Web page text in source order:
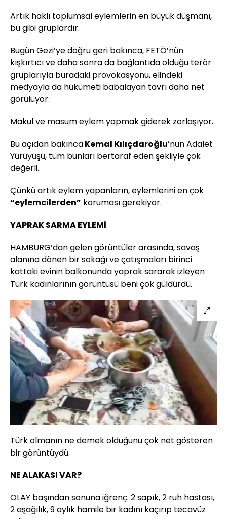
Artık haklı toplumsal eylemlerin en büyük düşmanı,
bu gibi gruplardır.
Bugün Gezi’ye doğru geri bakınca, FETÖ’nün
kışkırtıcı ve daha sonra da bağlantıda olduğu terör
gruplarıyla buradaki provokasyonu, elindeki
medyayla da hükümeti babalayan tavrı daha net
görülüyor.
Makul ve masum eylem yapmak giderek zorlaşıyor.
Bu açıdan bakıncaKemal Kılıçdaroğlu’nun Adalet
Yürüyüşü, tüm bunları bertaraf eden şekliyle çok
değerli.
Çünkü artık eylem yapanların, eylemlerini en çok
“eylemcilerden” koruması gerekiyor.
YAPRAK SARMA EYLEMİ
HAMBURG’dan gelen görüntüler arasında, savaş
alanına dönen bir sokağı ve çatışmaları birinci
kattaki evinin balkonunda yaprak sararak izleyen
Türk kadınlarının görüntüsü beni çok güldürdü.
Türk olmanın ne demek olduğunu çok net gösteren
bir görüntüydü.
NE ALAKASI VAR?
OLAY başından sonuna iğrenç. 2 sapık, 2 ruh hastası,
2 aşağılık, 9 aylık hamile bir kadını kaçırıp tecavüz